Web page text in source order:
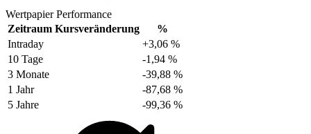
Wertpapier Performance
Zeitraum Kursveränderung
%
Intraday
+3,06 %
10 Tage
-1,94 %
3 Monate
-39,88 %
1 Jahr
-87,68 %
5 Jahre
-99,36 %